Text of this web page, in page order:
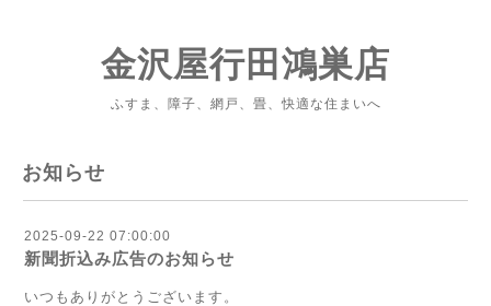
金沢屋行田鴻巣店
ふすま、障子、網戸、畳、快適な住まいへ
お知らせ
2025-09-22 07:00:00
新聞折込み広告のお知らせ
いつもありがとうございます。